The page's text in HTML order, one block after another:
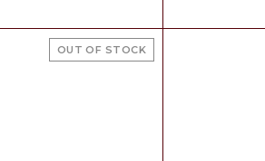
OUT OF STOCK